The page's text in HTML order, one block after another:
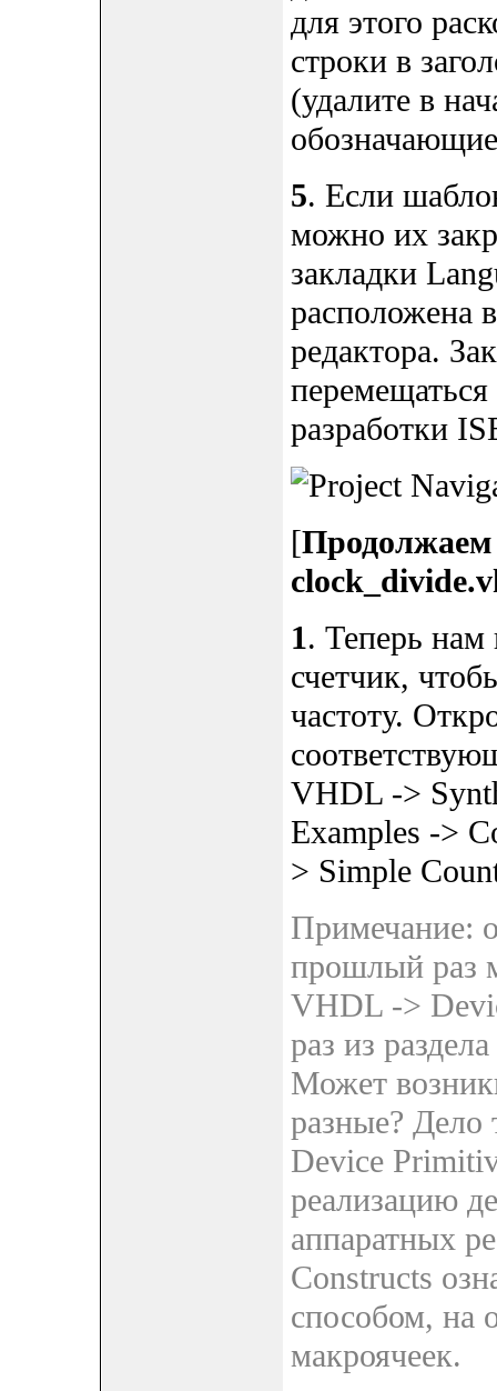
для этого
строки в
(удалите в
5. Если
можно их
закладки
расположена
редактора.
разработки
[Продолжаем
1. Теперь нам
счетчик,
частоту.
VHDL ->
Examples ->
> Simple
Примечание:
прошлый раз
VHDL ->
раз из
Может
разные? Дело
Device
реализацию
аппаратных
Constructs
способом, на
макроячеек.